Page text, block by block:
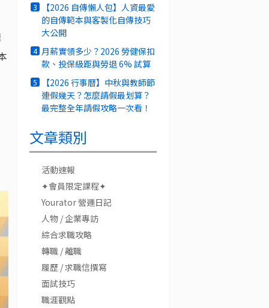
3
【2026 自傳懶人包】人資最愛
的自傳範本與客製化自傳技巧
大公開
4 月薪實領多少？2026 勞健保扣
款、投保級距與勞退 6% 試算
5
【2026 行事曆】中秋與教師節
連假幾天？怎麼請假最划算？
最完整全年請假攻略一次看！
文章類別
活動速報
✦會員限定課程✦
Yourator 營運日記
人物 / 企業專訪
綜合求職攻略
轉職 / 離職
履歷 / 求職信撰寫
面試技巧
職涯觀點